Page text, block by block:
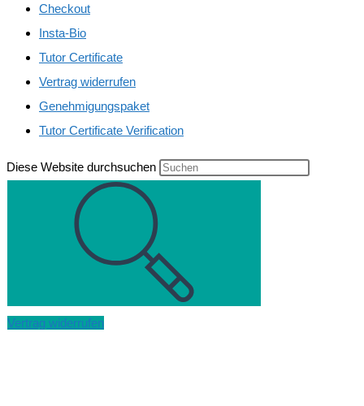
Checkout
Insta-Bio
Tutor Certificate
Vertrag widerrufen
Genehmigungspaket
Tutor Certificate Verification
Diese Website durchsuchen
Vertrag widerrufen